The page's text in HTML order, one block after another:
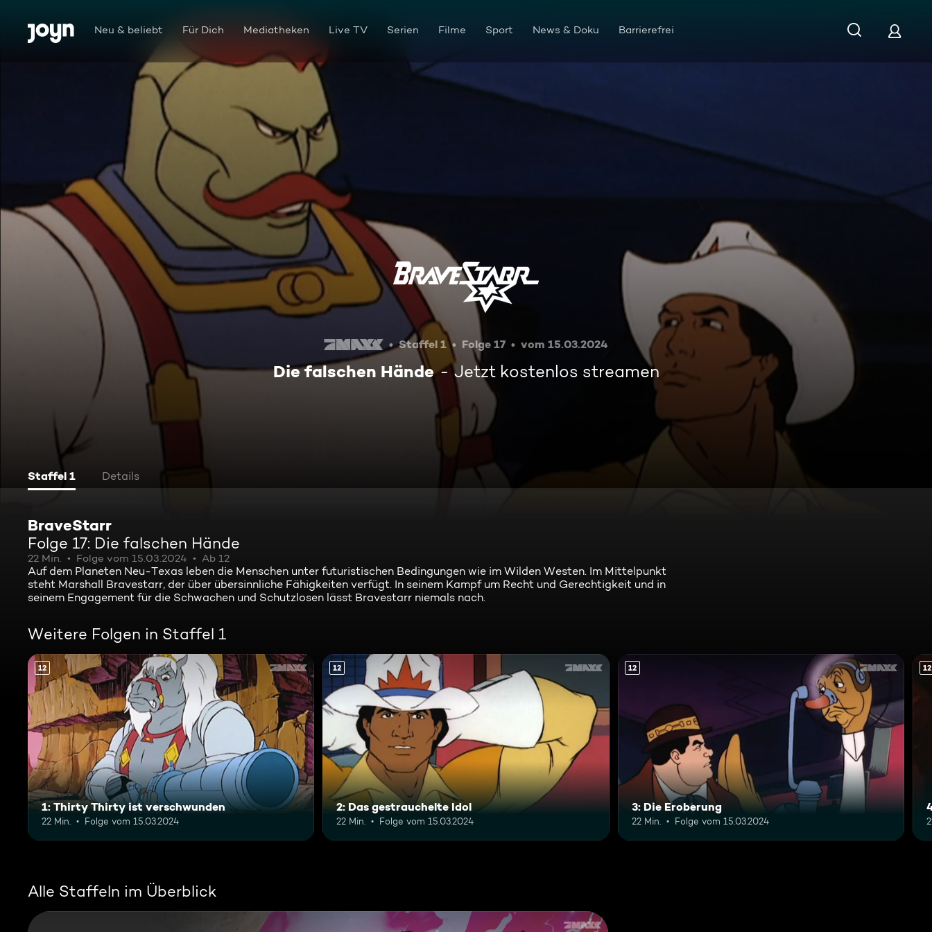
Zum Inhalt springen
Barrierefrei Neu & beliebt Für Dich Mediatheken Live TV Serien Filme Sport News & Doku Barrierefrei
Staffel 1 Folge 17 vom 15.03.2024
Die falschen Hände Jetzt kostenlos streamen
Staffel 1 Details
BraveStarr
Folge 17: Die falschen Hände
22 Min. Folge vom 15.03.2024 Ab 12
Auf dem Planeten Neu-Texas leben die Menschen unter futuristischen Bedingungen wie im Wilden Westen. Im Mittelpunkt
steht Marshall Bravestarr, der über übersinnliche Fähigkeiten verfügt. In seinem Kampf um Recht und Gerechtigkeit und in
seinem Engagement für die Schwachen und Schutzlosen lässt Bravestarr niemals nach.
Weitere Folgen in Staffel 1
12
1: Thirty Thirty ist verschwunden
22 Min. Folge vom 15.03.2024
12
2: Das gestrauchelte Idol
22 Min. Folge vom 15.03.2024
12
3: Die Eroberung
22 Min. Folge vom 15.03.2024
12
Alle Staffeln im Überblick